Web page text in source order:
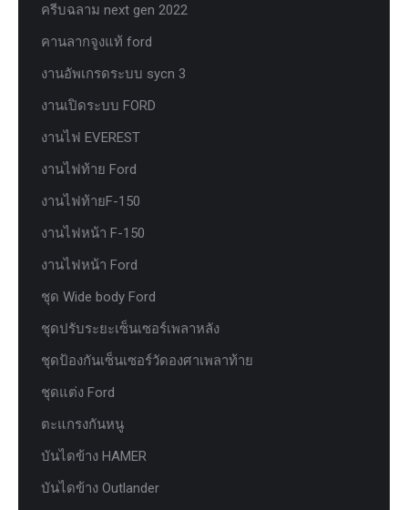
ครีบฉลาม next gen 2022
คานลากจูงแท้ ford
งานอัพเกรดระบบ sycn 3
งานเปิดระบบ FORD
งานไฟ EVEREST
งานไฟท้าย Ford
งานไฟท้ายF-150
งานไฟหน้า F-150
งานไฟหน้า Ford
ชุด Wide body Ford
ชุดปรับระยะเซ็นเซอร์เพลาหลัง
ชุดป้องกันเซ็นเซอร์วัดองศาเพลาท้าย
ชุดแต่ง Ford
ตะแกรงกันหนู
บันไดข้าง HAMER
บันไดข้าง Outlander